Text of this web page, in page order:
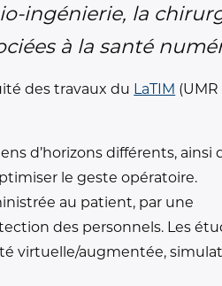
ingénierie, la
à la santé
des travaux du LaTIM (UMR
d’horizons différents, ainsi
le geste opératoire.
au patient, par une
des personnels. Les
virtuelle/augmentée,